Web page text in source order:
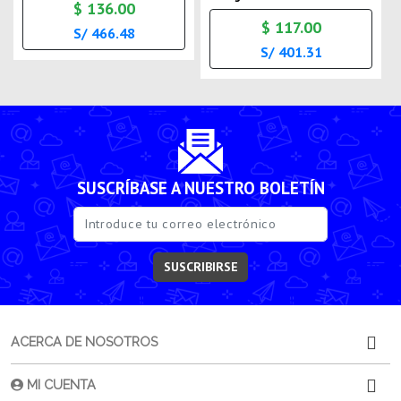
$ 136.00
S/ 466.48 $ 117.00
S/ 401.31
SUSCRÍBASE A NUESTRO BOLETÍN
SUSCRIBIRSE
ACERCA DE NOSOTROS
MI CUENTA